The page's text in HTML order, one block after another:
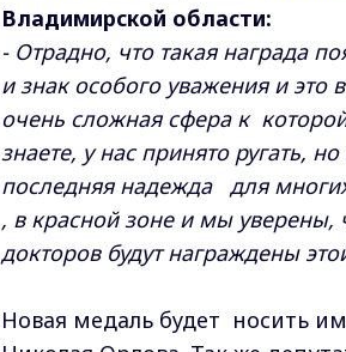
Владимирской области:
- Отрадно, что такая награда
и знак особого уважения и
очень сложная сфера к
знаете, у нас принято ругать,
последняя надежда для многих
, в красной зоне и мы уверены,
докторов будут награждены
Новая медаль будет носить